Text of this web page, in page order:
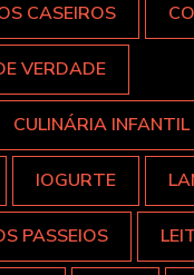
CASEIROS
VERDADE
CULINÁRIA INFANTIL
IOGURTE
PASSEIOS